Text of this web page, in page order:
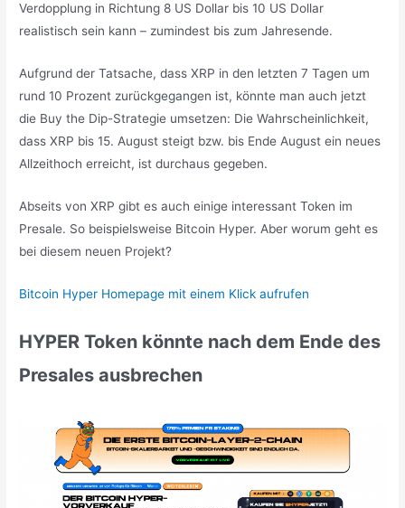
Verdopplung in Richtung 8 US Dollar bis 10 US Dollar
realistisch sein kann – zumindest bis zum Jahresende.
Aufgrund der Tatsache, dass XRP in den letzten 7 Tagen um
rund 10 Prozent zurückgegangen ist, könnte man auch jetzt
die Buy the Dip-Strategie umsetzen: Die Wahrscheinlichkeit,
dass XRP bis 15. August steigt bzw. bis Ende August ein neues
Allzeithoch erreicht, ist durchaus gegeben.
Abseits von XRP gibt es auch einige interessant Token im
Presale. So beispielsweise Bitcoin Hyper. Aber worum geht es
bei diesem neuen Projekt?
Bitcoin Hyper Homepage mit einem Klick aufrufen
HYPER Token könnte nach dem Ende des
Presales ausbrechen